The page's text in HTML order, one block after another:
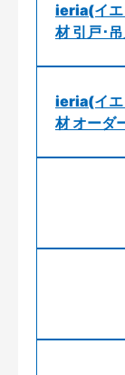
ieria(イエ
材 引戸･
ieria(イエ
材 オーダ